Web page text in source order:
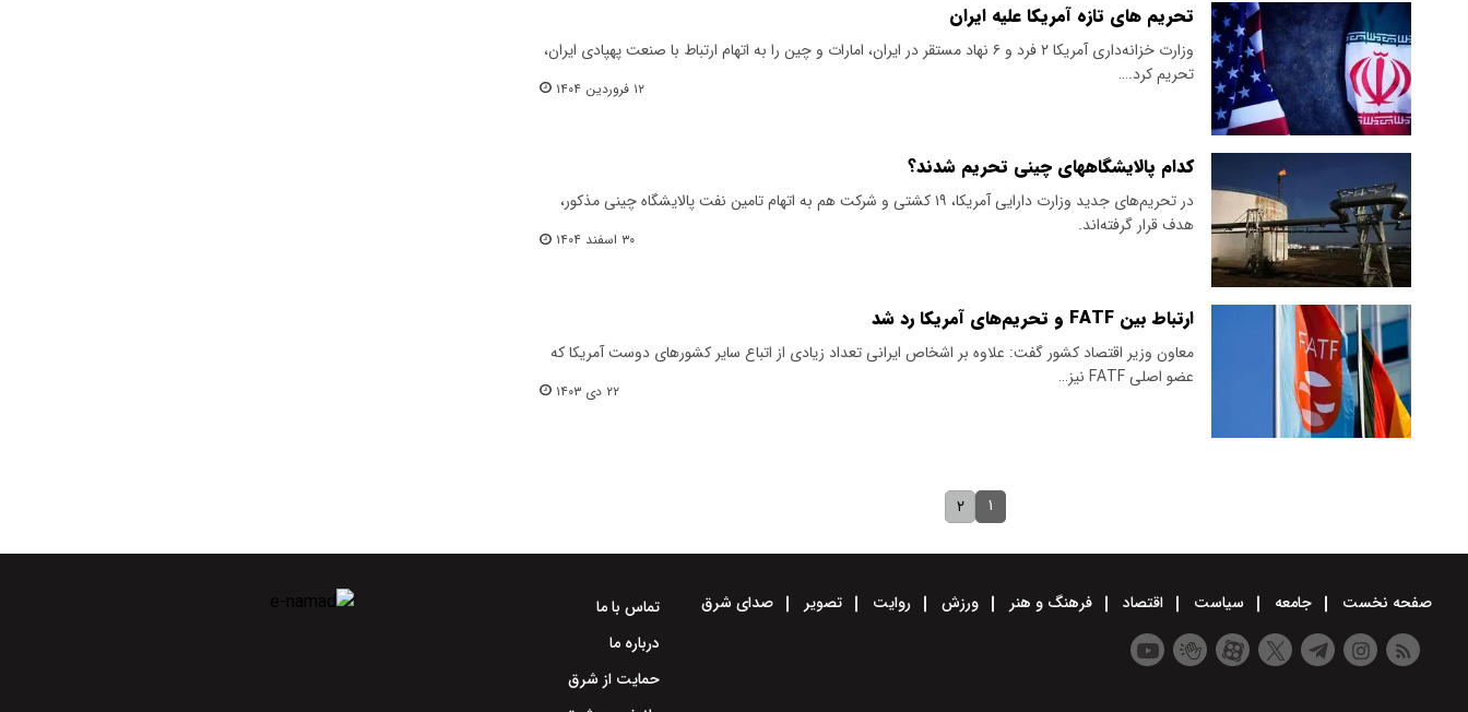
تحریم های تازه آمریکا علیه ایران
وزارت خزانه‌داری آمریکا ۲ فرد و ۶ نهاد مستقر در ایران، امارات و چین را به اتهام ارتباط با صنعت پهپادی ایران،
تحریم کرد.…
۱۲ فروردین ۱۴۰۴
کدام پالایشگاههای چینی تحریم شدند؟
در تحریم‌های جدید وزارت دارایی آمریکا، ۱۹ کشتی و شرکت هم به اتهام تامین نفت پالایشگاه چینی مذکور،
هدف قرار گرفته‌اند.
۳۰ اسفند ۱۴۰۴
ارتباط بین FATF و تحریم‌های آمریکا رد شد
معاون وزیر اقتصاد کشور گفت: علاوه بر اشخاص ایرانی تعداد زیادی از اتباع سایر کشورهای دوست آمریکا که
عضو اصلی FATF نیز…
۲۲ دی ۱۴۰۳
۱ ۲
صفحه نخست جامعه سیاست اقتصاد فرهنگ و هنر ورزش روایت تصویر صدای شرق
تماس با ما
درباره ما
حمایت از شرق